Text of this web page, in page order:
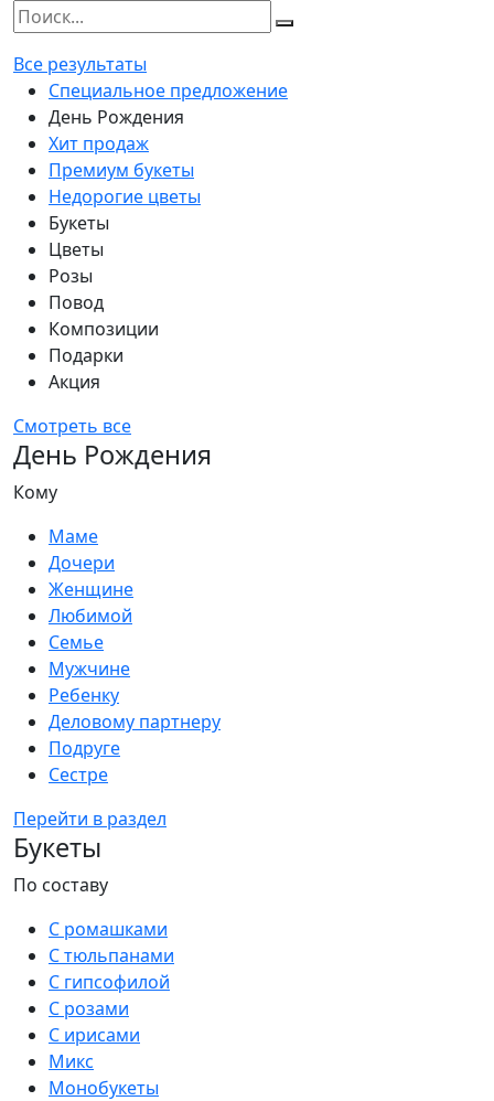
Все результаты
Специальное предложение
День Рождения
Хит продаж
Премиум букеты
Недорогие цветы
Букеты
Цветы
Розы
Повод
Композиции
Подарки
Акция
Смотреть все
День Рождения
Кому
Маме
Дочери
Женщине
Любимой
Семье
Мужчине
Ребенку
Деловому партнеру
Подруге
Сестре
Перейти в раздел
Букеты
По составу
С ромашками
С тюльпанами
С гипсофилой
С розами
С ирисами
Микс
Монобукеты